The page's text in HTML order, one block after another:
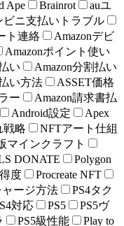
Ape Brainrot
auユ
ビニ支払いトラブル
ト連絡
Amazonデビ
Amazonポイント使い
い
Amazon分割払い
い方法
ASSET価格
ー
Amazon請求書払
Android設定
Apex
戦略
NFTアート仕組
マインクラフト
DONATE
Polygon
度
Procreate NFT
ージ方法
PS4タク
対応 PS5
PS5ヴ
PS5級性能
Play to